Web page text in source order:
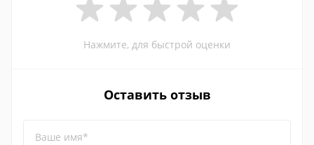
Нажмите, для быстрой оценки
Оставить отзыв
Ваше имя*